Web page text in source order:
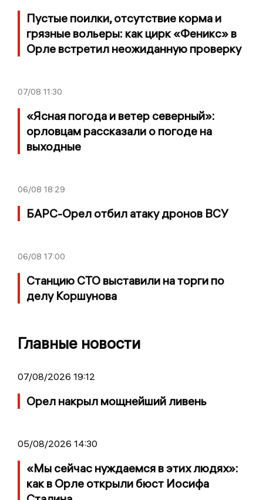
Пустые поилки, отсутствие корма и
грязные вольеры: как цирк «Феникс» в
Орле встретил неожиданную проверку
07/08 11:30
«Ясная погода и ветер северный»:
орловцам рассказали о погоде на
выходные
06/08 18:29
БАРС-Орел отбил атаку дронов ВСУ
06/08 17:00
Станцию СТО выставили на торги по
делу Коршунова
Главные новости
07/08/2026 19:12
Орел накрыл мощнейший ливень
05/08/2026 14:30
«Мы сейчас нуждаемся в этих людях»:
как в Орле открыли бюст Иосифа